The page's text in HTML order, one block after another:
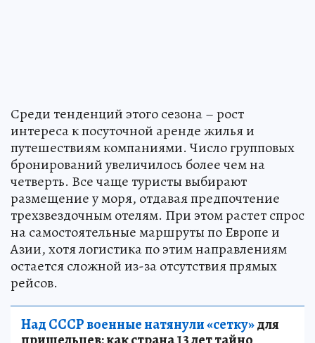
Среди тенденций этого сезона – рост
интереса к посуточной аренде жилья и
путешествиям компаниями. Число групповых
бронирований увеличилось более чем на
четверть. Все чаще туристы выбирают
размещение у моря, отдавая предпочтение
трехзвездочным отелям. При этом растет спрос
на самостоятельные маршруты по Европе и
Азии, хотя логистика по этим направлениям
остается сложной из-за отсутствия прямых
рейсов.
Над СССР военные натянули «сетку»для